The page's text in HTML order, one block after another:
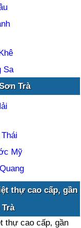
Sa
Trà
Mỹ
thự cao cấp, gần
thự cao cấp, gần